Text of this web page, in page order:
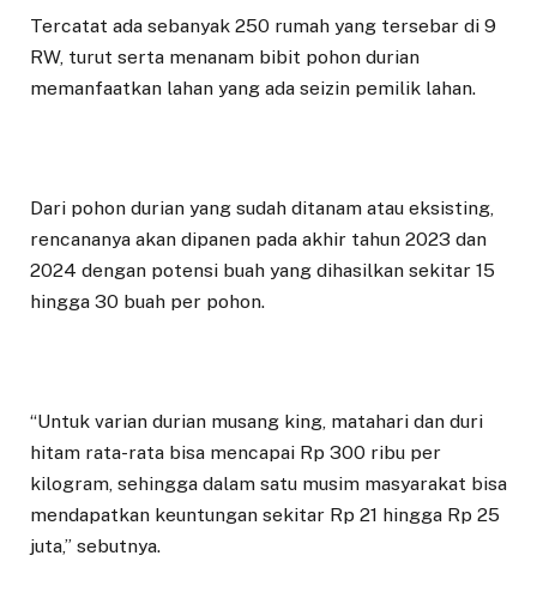
Tercatat ada sebanyak 250 rumah yang tersebar di 9
RW, turut serta menanam bibit pohon durian
memanfaatkan lahan yang ada seizin pemilik lahan.
Dari pohon durian yang sudah ditanam atau eksisting,
rencananya akan dipanen pada akhir tahun 2023 dan
2024 dengan potensi buah yang dihasilkan sekitar 15
hingga 30 buah per pohon.
“Untuk varian durian musang king, matahari dan duri
hitam rata-rata bisa mencapai Rp 300 ribu per
kilogram, sehingga dalam satu musim masyarakat bisa
mendapatkan keuntungan sekitar Rp 21 hingga Rp 25
juta,” sebutnya.